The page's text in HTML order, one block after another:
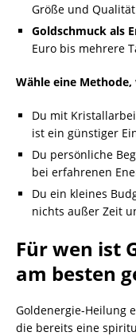
Größe und Qualität
Goldschmuck als
Euro bis mehrere
Wähle eine Methode,
Du mit
ist ein günstiger
Du persönliche
bei erfahrenen
Du ein kleines
nichts außer Zeit
Für wen ist
am besten
Goldenergie-Heilung
die bereits eine